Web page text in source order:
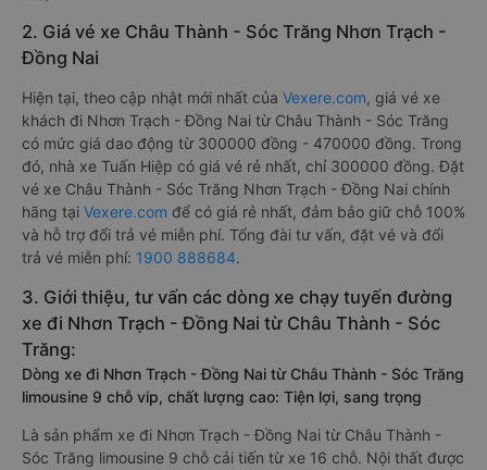
2. Giá vé xe Châu Thành - Sóc Trăng Nhơn Trạch -
Đồng Nai
Hiện tại, theo cập nhật mới nhất của Vexere.com, giá vé xe
khách đi Nhơn Trạch - Đồng Nai từ Châu Thành - Sóc Trăng
có mức giá dao động từ 300000 đồng - 470000 đồng. Trong
đó, nhà xe Tuấn Hiệp có giá vé rẻ nhất, chỉ 300000 đồng. Đặt
vé xe Châu Thành - Sóc Trăng Nhơn Trạch - Đồng Nai chính
hãng tại Vexere.com để có giá rẻ nhất, đảm bảo giữ chỗ 100%
và hỗ trợ đổi trả vé miễn phí. Tổng đài tư vấn, đặt vé và đổi
trả vé miễn phí: 1900 888684.
3. Giới thiệu, tư vấn các dòng xe chạy tuyến đường
xe đi Nhơn Trạch - Đồng Nai từ Châu Thành - Sóc
Trăng:
Dòng xe đi Nhơn Trạch - Đồng Nai từ Châu Thành - Sóc Trăng
limousine 9 chỗ vip, chất lượng cao: Tiện lợi, sang trọng
Là sản phẩm xe đi Nhơn Trạch - Đồng Nai từ Châu Thành -
Sóc Trăng limousine 9 chỗ cải tiến từ xe 16 chỗ. Nội thất được